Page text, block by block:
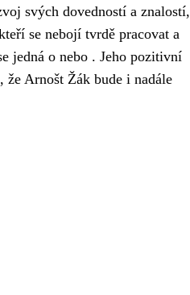
svých dovedností a znalostí,
se nebojí tvrdě pracovat a
jedná o nebo . Jeho pozitivní
že Arnošt Žák bude i nadále